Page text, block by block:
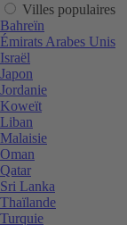
Villes populaires
Bahreïn
Émirats Arabes Unis
Israël
Japon
Jordanie
Koweït
Liban
Malaisie
Oman
Qatar
Sri Lanka
Thaïlande
Turquie